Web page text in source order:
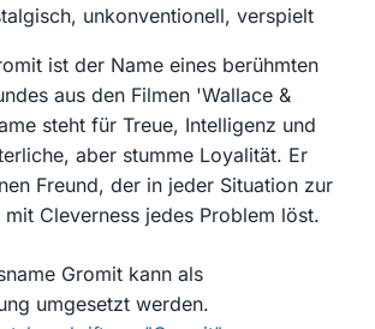
unkonventionell, verspielt
ist der Name eines berühmten
aus den Filmen 'Wallace &
steht für Treue, Intelligenz und
aber stumme Loyalität. Er
Freund, der in jeder Situation zur
mit Cleverness jedes Problem löst.
Gromit kann als
umgesetzt werden.